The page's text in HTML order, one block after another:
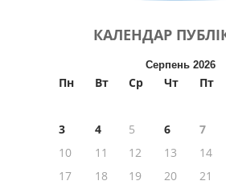
КАЛЕНДАР
Серпень 2026
Пн Вт Ср Чт Пт
3
4 5 6 7
10
11 12 13 14
17
18 19 20 21